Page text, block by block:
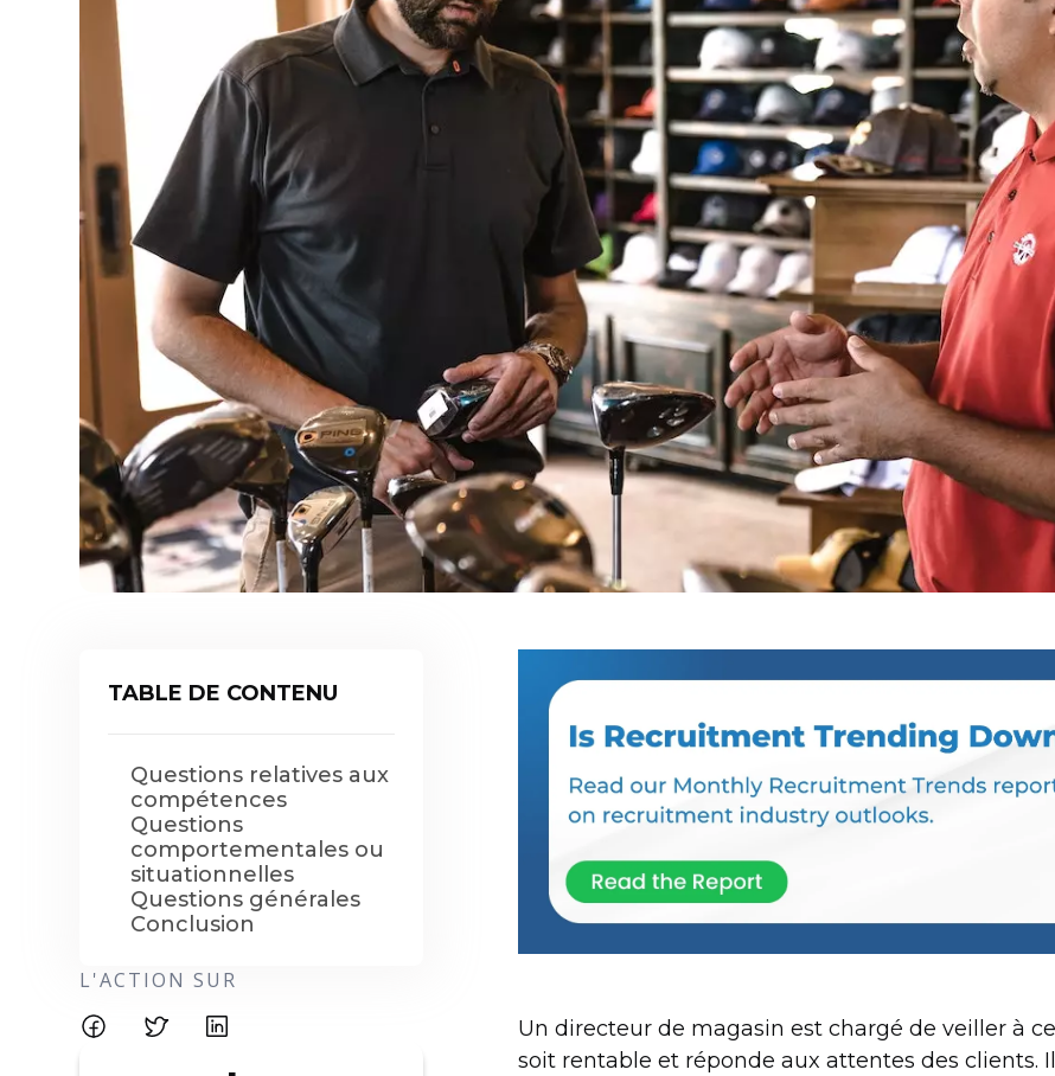
TABLE DE CONTENU
Questions relatives aux
compétences
Questions
comportementales ou
situationnelles
Questions générales
Conclusion
L'ACTION SUR
Un directeur de magasin est chargé de veiller à
soit rentable et réponde aux attentes des clients.